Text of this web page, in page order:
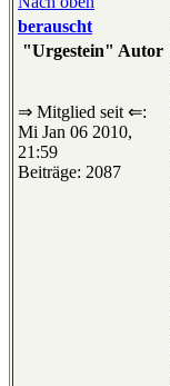
berauscht
"Urgestein" Autor
⇒ Mitglied seit ⇐:
Mi Jan 06 2010,
21:59
Beiträge: 2087